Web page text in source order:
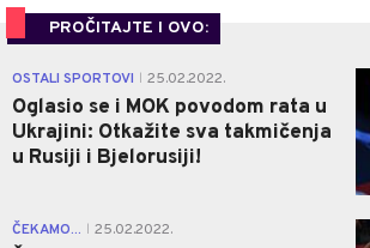
PROČITAJTE I OVO:
OSTALI SPORTOVI 25.02.2022.
Oglasio se i MOK povodom rata u
Ukrajini: Otkažite sva takmičenja
u Rusiji i Bjelorusiji!
ČEKAMO... 25.02.2022.